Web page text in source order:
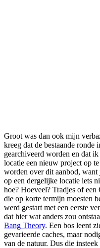
Groot was dan ook mijn
kreeg dat de bestaande ronde
gearchiveerd worden en dat
locatie een nieuw project op
worden over dit aanbod,
op een dergelijke locatie iets
hoe? Hoeveel? Tradjes of
die op korte termijn moesten
werd gestart met een eerste
dat hier wat anders zou
Bang Theory. Een bos leent
gevarieerde caches, maar
van de natuur. Dus die